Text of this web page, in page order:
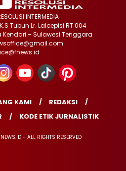
INTERMEDIA
Tubun Lr. Laloepisi RT 004
Kendari – Sulawesi Tenggara
KAMI
REDAKSI
KODE ETIK JURNALISTIK
- ALL RIGHTS RESERVED